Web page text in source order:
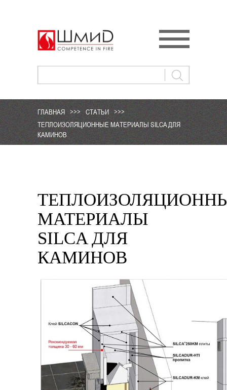
ГЛАВНАЯ >>> СТАТЬИ
>>>
ТЕПЛОИЗОЛЯЦИОННЫЕ МАТЕРИАЛЫ SILCA ДЛЯ
КАМИНОВ
МАТЕРИАЛЫ
SILCA ДЛЯ
КАМИНОВ